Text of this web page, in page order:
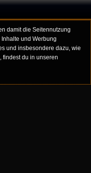
damit die Seitennutzung
und Werbung
und insbesondere dazu, wie
findest du in unseren